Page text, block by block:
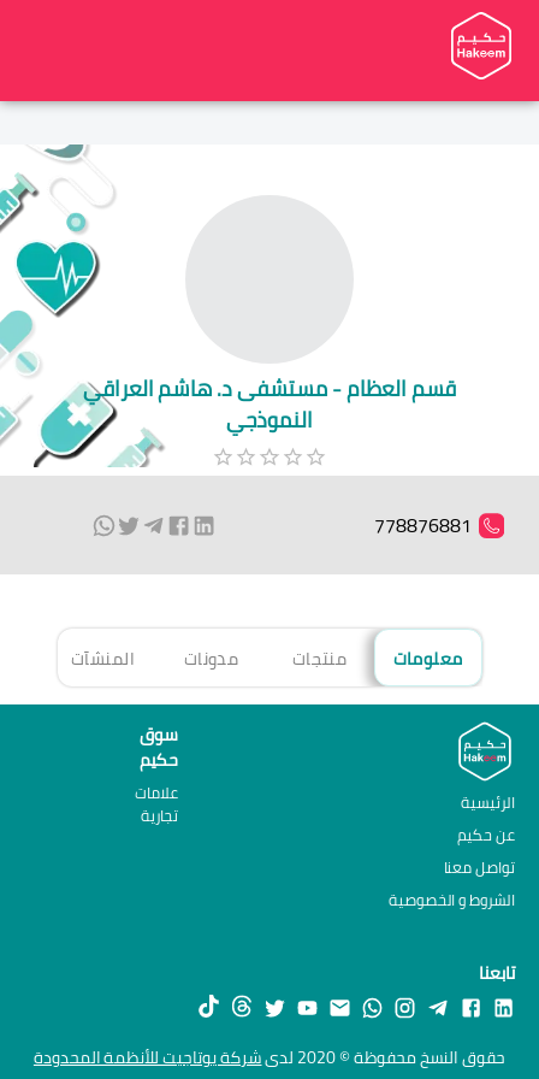
قسم العظام - مستشفى د. هاشم العراقي
النموذجي
778876881
معلومات منتجات مدونات المنشآت
الرئيسية
عن حكيم
تواصل معنا
الشروط و الخصوصية
سوق
حكيم
علامات
تجارية
تابعنا
حقوق النسخ محفوظة © 2020 لدى شركة يوتاجيت للأنظمة المحدودة